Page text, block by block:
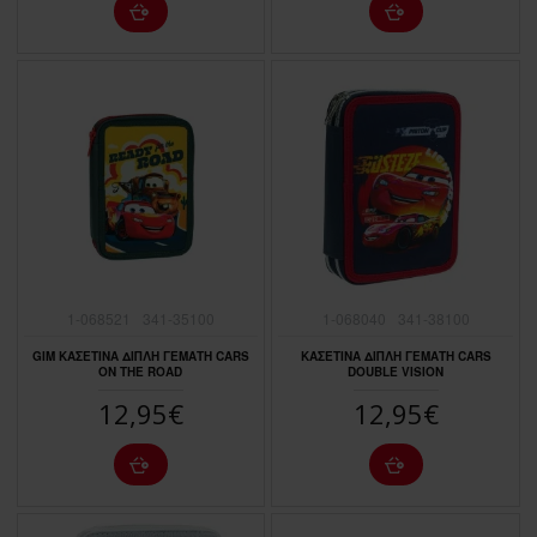
GIM ΚΑΣΕΤΙΝΑ ΔΙΠΛΗ ΓΕΜΑΤΗ CARS
ON THE ROAD
12,95€
ΚΑΣΕΤΙΝΑ ΔΙΠΛΗ ΓΕΜΑΤΗ CARS
DOUBLE VISION
12,95€